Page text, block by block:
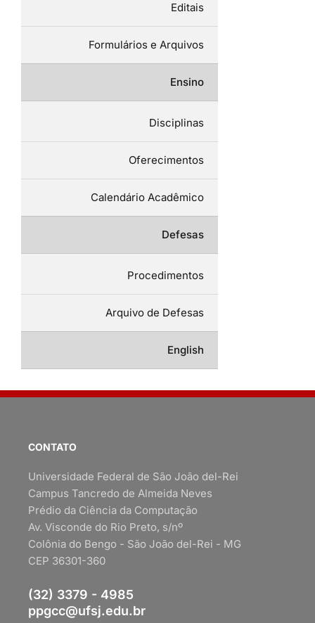
Editais
Formulários e Arquivos
Ensino
Disciplinas
Oferecimentos
Calendário Acadêmico
Defesas
Procedimentos
Arquivo de Defesas
English
CONTATO
Universidade Federal de São João del-Rei
Campus Tancredo de Almeida Neves
Prédio da Ciência da Computação
Av. Visconde do Rio Preto, s/nº
Colônia do Bengo - São João del-Rei - MG
CEP 36301-360
(32) 3379 - 4985
ppgcc@ufsj.edu.br